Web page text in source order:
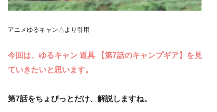
アニメゆるキャン△より引用
今回は、ゆるキャン 道具 【第7話のキャンプギア】を見
ていきたいと思います。
第7話をちょぴっとだけ、解説しますね。